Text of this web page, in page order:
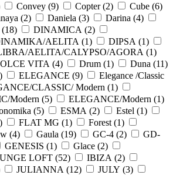
Convey (9) Copter (2) Cube (6)
(2) Daniela (3) Darina (4)
18) DINAMICA (2)
AELITA (1) DIPSA (1)
AELITA/CALYPSO/AGORA (1)
VITA (4) Drum (1) Duna (11)
) ELEGANCE (9)
Elegance /Classic
CLASSIC/ Modern (1)
Modern (5) ELEGANCE/Modern (1)
(5) ESMA (2) Estel (1)
) FLAT MG (1) Forest (1)
(4) Gaula (19) GC-4 (2)
GD-
GENESIS (1) Glace (2)
LOFT (52) IBIZA (2)
JULIANNA (12) JULY (3)